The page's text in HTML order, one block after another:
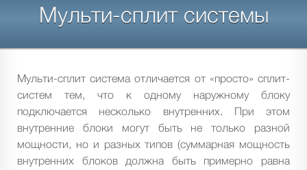
Мульти-сплит системы
Мульти-сплит система отличается от «просто» сплит-
систем тем, что к одному наружному блоку
подключается несколько внутренних. При этом
внутренние блоки могут быть не только разной
мощности, но и разных типов (суммарная мощность
внутренних блоков должна быть примерно равна